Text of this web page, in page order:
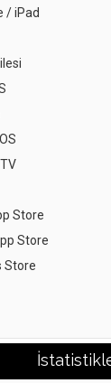
/ iPad
Store
Store
Store